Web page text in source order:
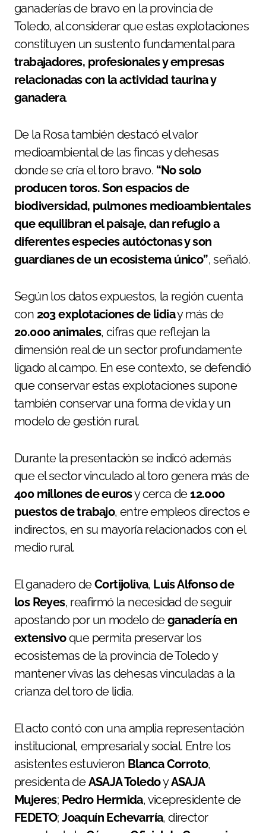
ganaderías de bravo en la provincia de
Toledo, al considerar que estas explotaciones
constituyen un sustento fundamental para
trabajadores, profesionales y empresas
relacionadas con la actividad taurina y
ganadera.
De la Rosa también destacó el valor
medioambiental de las fincas y dehesas
donde se cría el toro bravo. “No solo
producen toros. Son espacios de
biodiversidad, pulmones medioambientales
que equilibran el paisaje, dan refugio a
diferentes especies autóctonas y son
guardianes de un ecosistema único”, señaló.
Según los datos expuestos, la región cuenta
con 203 explotaciones de lidiay más de
20.000 animales, cifras que reflejan la
dimensión real de un sector profundamente
ligado al campo. En ese contexto, se defendió
que conservar estas explotaciones supone
también conservar una forma de vida y un
modelo de gestión rural.
Durante la presentación se indicó además
que el sector vinculado al toro genera más de
400 millones de eurosy cerca de12.000
puestos de trabajo, entre empleos directos e
indirectos, en su mayoría relacionados con el
medio rural.
El ganadero deCortijoliva, Luis Alfonso de
los Reyes, reafirmó la necesidad de seguir
apostando por un modelo deganadería en
extensivoque permita preservar los
ecosistemas de la provincia de Toledo y
mantener vivas las dehesas vinculadas a la
crianza del toro de lidia.
El acto contó con una amplia representación
institucional, empresarial y social. Entre los
asistentes estuvieron Blanca Corroto,
presidenta deASAJA ToledoyASAJA
Mujeres; Pedro Hermida, vicepresidente de
FEDETO;Joaquín Echevarría, director